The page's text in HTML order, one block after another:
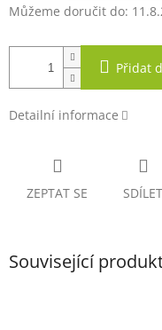
Můžeme doručit do:
Přidat
Detailní informace
ZEPTAT SE SDÍLET
Související